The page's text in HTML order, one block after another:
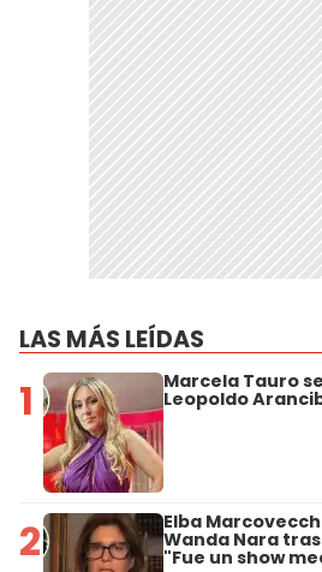
LAS MÁS LEÍDAS
1 Marcela Tauro
Leopoldo
2 Elba
Wanda Nara
"Fue un show